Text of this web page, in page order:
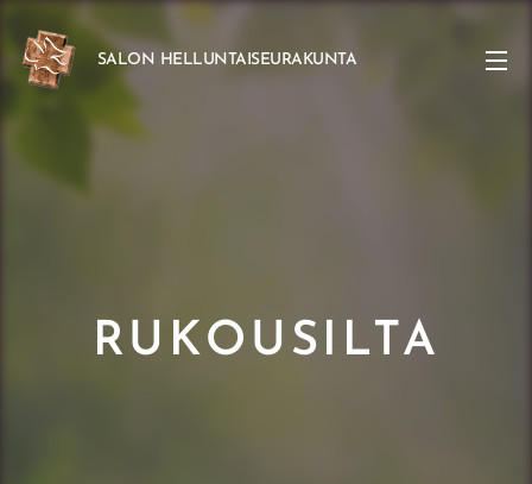
SALON HELLUNTAISEURAKUNTA
RUKOUSILTA